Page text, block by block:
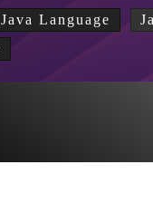
Java Language